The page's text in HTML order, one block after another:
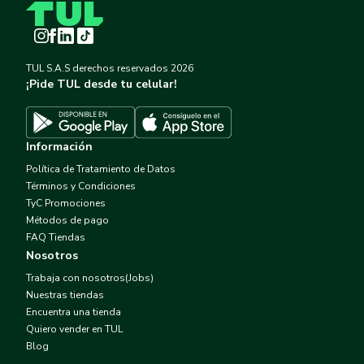
Instagram
Facebook
LinkedInTikTok
TUL S.A.S derechos reservados 2026
¡Pide TUL desde tu celular!
Descargar TUL en Google Play
Información
Política de Tratamiento de Datos
Términos y Condiciones
TyC Promociones
Métodos de pago
FAQ Tiendas
Nosotros
Trabaja con nosotros(Jobs)
Nuestras tiendas
Encuentra una tienda
Quiero vender en TUL
Blog